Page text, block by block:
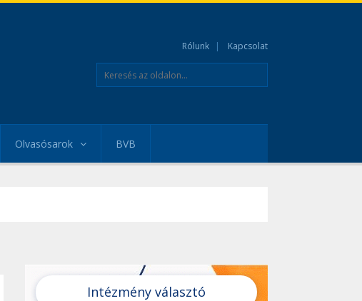
Rólunk Kapcsolat
Olvasósarok BVB
Intézmény választó